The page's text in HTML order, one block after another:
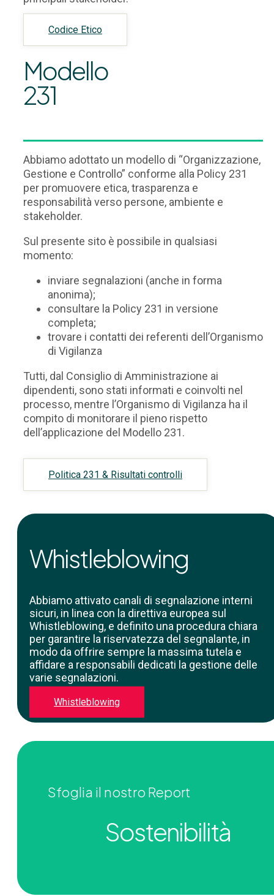
Codice Etico
Modello
231
Abbiamo adottato un modello di “Organizzazione,
Gestione e Controllo” conforme alla Policy 231
per promuovere etica, trasparenza e
responsabilità verso persone, ambiente e
stakeholder.
Sul presente sito è possibile in qualsiasi
momento:
inviare segnalazioni (anche in forma
anonima);
consultare la Policy 231 in versione
completa;
trovare i contatti dei referenti dell’Organismo
di Vigilanza
Tutti, dal Consiglio di Amministrazione ai
dipendenti, sono stati informati e coinvolti nel
processo, mentre l’Organismo di Vigilanza ha il
compito di monitorare il pieno rispetto
dell’applicazione del Modello 231.
Politica 231 & Risultati controlli
Whistleblowing
Abbiamo attivato canali di segnalazione interni
sicuri, in linea con la direttiva europea sul
Whistleblowing, e definito una procedura chiara
per garantire la riservatezza del segnalante, in
modo da offrire sempre la massima tutela e
affidare a responsabili dedicati la gestione delle
varie segnalazioni.
Whistleblowing
Sfoglia il nostro Report
Sostenibilità